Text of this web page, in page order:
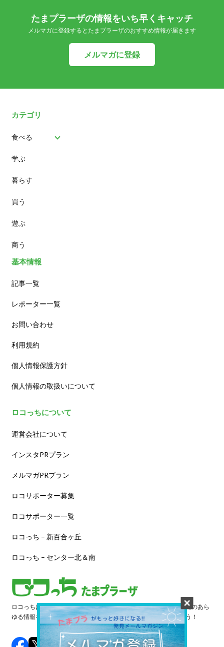
たまプラーザの情報をいち早くキャッチ
メルマガに登録するとたまプラーザのおすすめ情報が届きます
メルマガに登録
カテゴリ
食べる
パン
スイーツ
ランチ
カフェ
学ぶ
暮らす
買う
遊ぶ
商う
基本情報
記事一覧
レポーター一覧
お問い合わせ
利用規約
個人情報保護方針
個人情報の取扱いについて
ロコっちについて
運営会社について
インスタPRプラン
メルマガPRプラン
ロコサポーター募集
ロコサポーター一覧
ロコっち – 新百合ヶ丘
ロコっち – センター北＆南
ロコっちは、あなたのジモト体験を豊かにする情報サイトです。街のあら
ゆる情報を収集し、日々更新しています。早速情報を探してみよう！